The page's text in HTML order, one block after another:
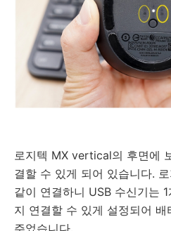
로지텍 MX vertical의 후면에
결할 수 있게 되어 있습니다.
같이 연결하니 USB 수신기는
지 연결할 수 있게 설정되어
주었습니다.